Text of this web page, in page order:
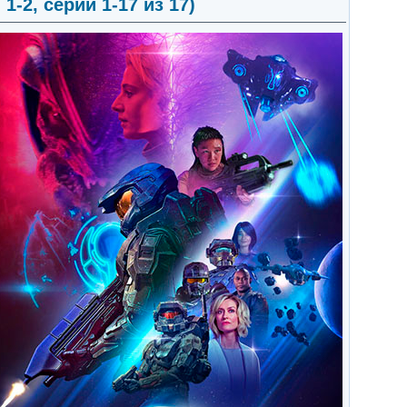
2, серии 1-17 из 17)